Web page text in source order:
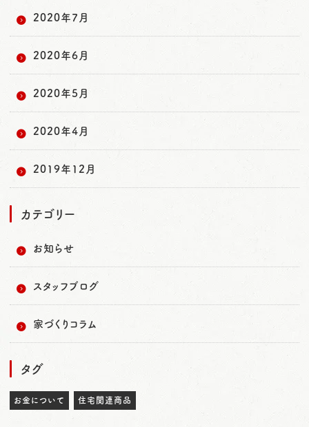
2020年7月
2020年6月
2020年5月
2020年4月
2019年12月
カテゴリー
お知らせ
スタッフブログ
家づくりコラム
タグ
お金について 住宅関連商品